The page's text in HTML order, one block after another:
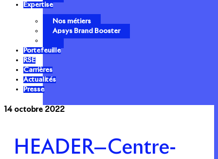
Expertise
Nos métiers
Apsys Brand Booster
Portefeuille
RSE
Carrières
Actualités
Presse
14 octobre 2022
HEADER—Centre-